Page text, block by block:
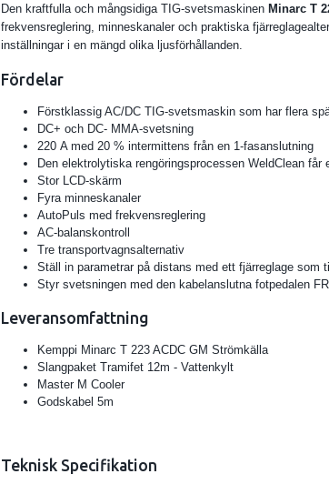
Den kraftfulla och mångsidiga TIG-svetsmaskinenMinarc T
frekvensreglering, minneskanaler och praktiska
inställningar i en mängd olika ljusförhållanden.
Fördelar
Förstklassig AC/DC TIG-svetsmaskin som har flera
DC+ och DC- MMA-svetsning
220 A med 20 % intermittens från en 1-fasanslutning
Den elektrolytiska rengöringsprocessen WeldClean
Stor LCD-skärm
Fyra minneskanaler
AutoPuls med frekvensreglering
AC-balanskontroll
Tre transportvagnsalternativ
Ställ in parametrar på distans med ett fjärreglage som
Styr svetsningen med den kabelanslutna fotpedalen
Leveransomfattning
Kemppi Minarc T 223 ACDC GM Strömkälla
Slangpaket Tramifet 12m - Vattenkylt
Master M Cooler
Godskabel 5m
Teknisk Specifikation